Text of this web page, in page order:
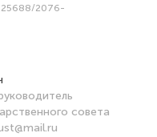
2076-
совета